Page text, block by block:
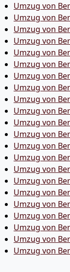
Umzug von
Umzug von
Umzug von
Umzug von
Umzug von
Umzug von
Umzug von
Umzug von
Umzug von
Umzug von
Umzug von
Umzug von
Umzug von
Umzug von
Umzug von
Umzug von
Umzug von
Umzug von
Umzug von
Umzug von
Umzug von
Umzug von